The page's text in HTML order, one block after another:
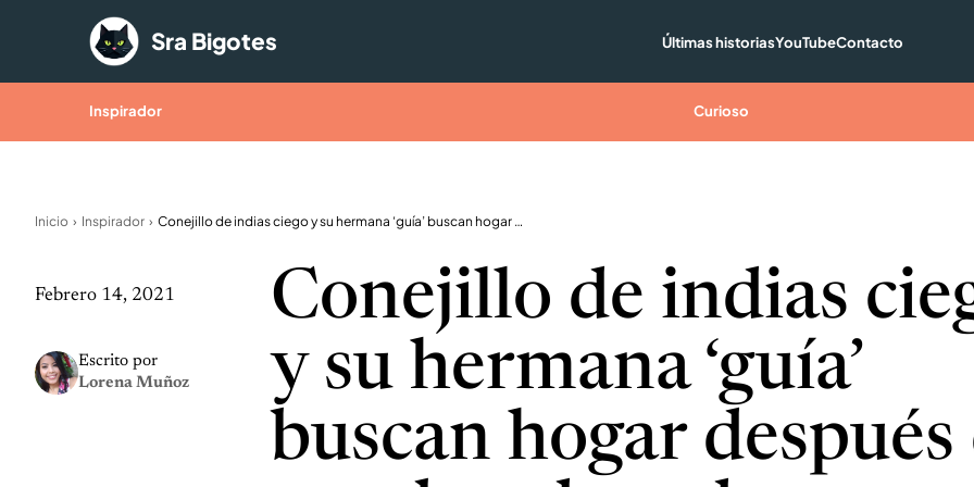
Saltar al contenido
Sra Bigotes Últimas historiasYouTubeContacto
Inspirador Curioso
Inicio Inspirador Conejillo de indias ciego y su hermana ‘guía’ buscan hogar después de ser abandonados
Febrero 14, 2021
Escrito por
Lorena Muñoz
Conejillo de indias
y su hermana ‘guía’
buscan hogar después